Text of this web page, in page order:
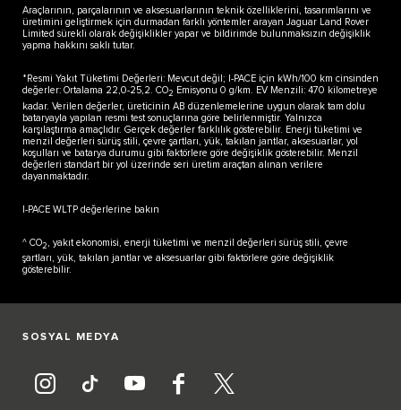
Araçlarının, parçalarının ve aksesuarlarının teknik özelliklerini, tasarımlarını ve
üretimini geliştirmek için durmadan farklı yöntemler arayan Jaguar Land Rover
Limited sürekli olarak değişiklikler yapar ve bildirimde bulunmaksızın değişiklik
yapma hakkını saklı tutar.
*Resmi Yakıt Tüketimi Değerleri: Mevcut değil; I-PACE için kWh/100 km cinsinden
değerler: Ortalama 22,0-25,2. CO2 Emisyonu 0 g/km. EV Menzili: 470 kilometreye
kadar. Verilen değerler, üreticinin AB düzenlemelerine uygun olarak tam dolu
bataryayla yapılan resmi test sonuçlarına göre belirlenmiştir. Yalnızca
karşılaştırma amaçlıdır. Gerçek değerler farklılık gösterebilir. Enerji tüketimi ve
menzil değerleri sürüş stili, çevre şartları, yük, takılan jantlar, aksesuarlar, yol
koşulları ve batarya durumu gibi faktörlere göre değişiklik gösterebilir. Menzil
değerleri standart bir yol üzerinde seri üretim araçtan alınan verilere
dayanmaktadır.
I-PACE WLTP değerlerine bakın
^ CO2
, yakıt ekonomisi, enerji tüketimi ve menzil değerleri sürüş stili, çevre
şartları, yük, takılan jantlar ve aksesuarlar gibi faktörlere göre değişiklik
gösterebilir.
SOSYAL MEDYA